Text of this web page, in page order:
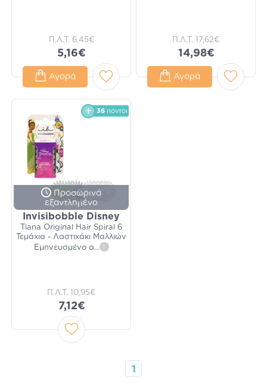
Π.Λ.Τ. 6,45€
5,16€
Αγορά
Π.Λ.Τ. 17,62€
14,98€
Αγορά
36 πόντοι
Προσωρινά
εξαντλημένο
Invisibobble Disney
Tiana Original Hair Spiral 6
Τεμάχια - Λαστιχάκι Μαλλιών
Εμπνευσμένο α... i
Π.Λ.Τ. 10,95€
7,12€
1